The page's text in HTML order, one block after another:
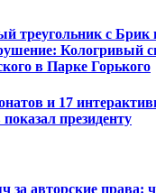
треугольник с Брик
Кологривый
в Парке Горького
и 17
президенту
за авторские права: